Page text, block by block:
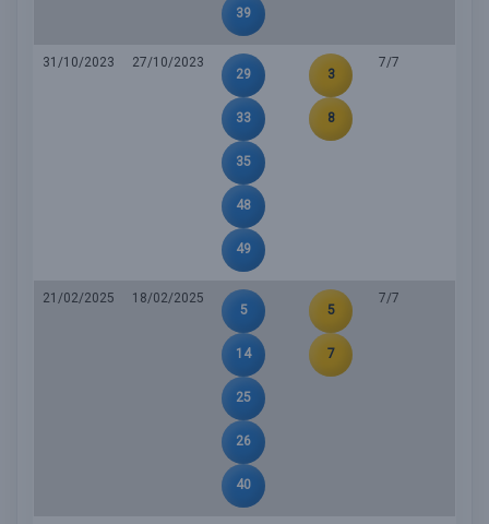
39
31/10/2023
27/10/2023
29
33
35
48
49
3
8
7/7
21/02/2025
18/02/2025
5
14
25
26
40
5
7
7/7